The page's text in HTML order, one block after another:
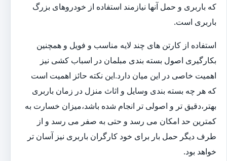
که باربری و حمل آنها نیازمند استفاده از خودروهای بزرگ
باربری است.
استفاده از کارتن های چند لایه مناسب و فویل و همچنین
بکارگیری اصول بسته بندی مبلمان در اسباب کشی نیز
اهمیت خاصی در این میان دارد.این نکته حائز اهمیت است
که هر چه بسته بندی وسایل و اثاث منزل در زمان باربری
بهتر،دقیق تر و اصولی تر انجام شده باشد،میزان خسارت به
کمترین حد امکان می رسد و حتی به صفر می رسد و از
طرف دیگر حمل بار برای خود کارگران باربری نیز آسان تر
خواهد بود.